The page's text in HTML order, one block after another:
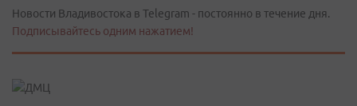
Новости Владивостока в Telegram - постоянно в течение дня.
Подписывайтесь одним нажатием!